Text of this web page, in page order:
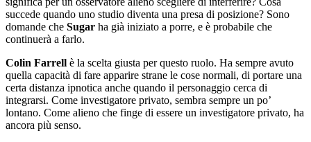
succede quando uno studio diventa una presa di posizione? Sono
domande che Sugar ha già iniziato a porre, e è probabile che
continuerà a farlo.
Colin Farrell è la scelta giusta per questo ruolo. Ha sempre avuto
quella capacità di fare apparire strane le cose normali, di portare una
certa distanza ipnotica anche quando il personaggio cerca di
integrarsi. Come investigatore privato, sembra sempre un po’
lontano. Come alieno che finge di essere un investigatore privato, ha
ancora più senso.